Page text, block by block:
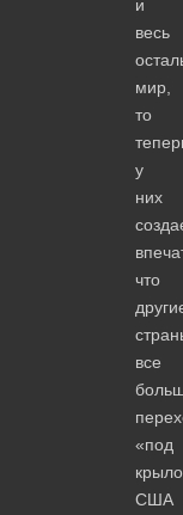
и
весь
мир,
то
у
них
что
все
«под
США